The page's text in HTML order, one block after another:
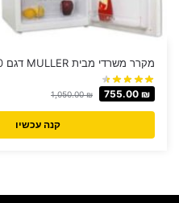
מקרר משרדי מבית MULLER דגם ML130
1,050.00₪ 755.00 ₪
קנה עכשיו